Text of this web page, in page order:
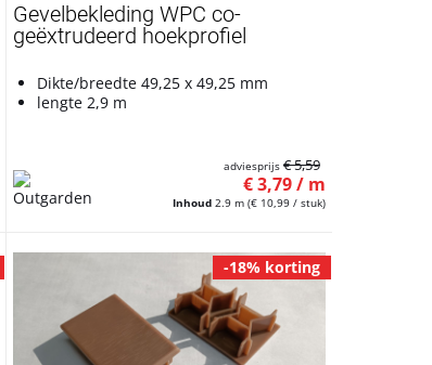
Gevelbekleding WPC co-
geëxtrudeerd hoekprofiel
Dikte/breedte 49,25 x 49,25 mm
lengte 2,9 m
Inhoud 2.9 m (€ 10,99 / stuk)
€ 3,79 / m
adviesprijs € 5,59
-18% korting